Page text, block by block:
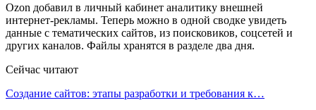
Ozon добавил в личный кабинет аналитику внешней
интернет-рекламы. Теперь можно в одной сводке увидеть
данные с тематических сайтов, из поисковиков, соцсетей и
других каналов. Файлы хранятся в разделе два дня.
Сейчас читают
Создание сайтов: этапы разработки и требования к…